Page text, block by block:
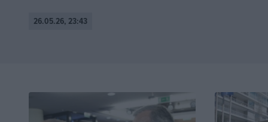
26.05.26, 23:43